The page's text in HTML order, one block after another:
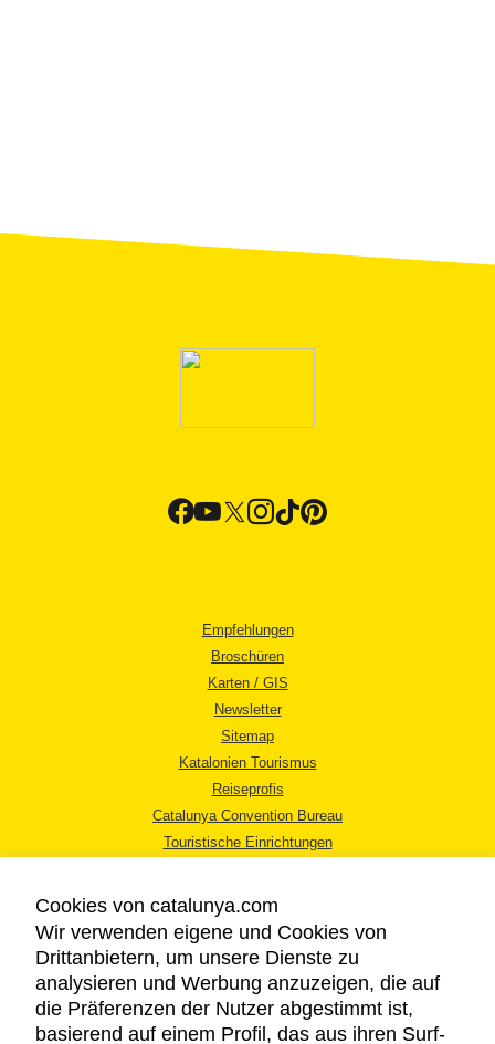
Empfehlungen
Broschüren
Karten / GIS
Newsletter
Sitemap
Katalonien Tourismus
Reiseprofis
Catalunya Convention Bureau
Touristische Einrichtungen
RECHTLICHER HINWEIS
Cookies von catalunya.com
Wir verwenden eigene und Cookies von
Drittanbietern, um unsere Dienste zu
analysieren und Werbung anzuzeigen, die auf
die Präferenzen der Nutzer abgestimmt ist,
basierend auf einem Profil, das aus ihren Surf-